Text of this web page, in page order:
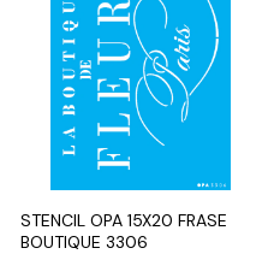
STENCIL OPA 15X20 FRASE
BOUTIQUE 3306